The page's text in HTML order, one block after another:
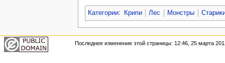
Категории: Крипи Лес Монстры
Последнее изменение этой страницы: 12:46, 25 марта